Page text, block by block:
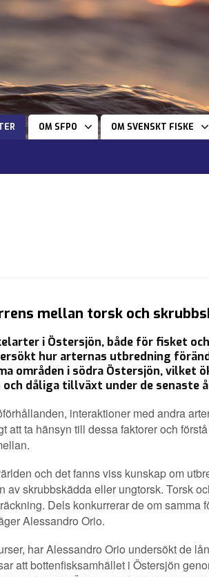
OM SFPO OM SVENSKT FISKE
mellan torsk och
i Östersjön, både för fisket
hur arternas utbredning
områden i södra Östersjön, vilket
dåliga tillväxt under de senaste
interaktioner med andra
att ta hänsyn till dessa faktorer och
och det fanns viss kunskap om
skrubbskädda eller ungtorsk. Torsk
Dels konkurrerar de om samma
Alessandro Orio.
har Alessandro Orio undersökt de
att bottenfisksamhället i Östersjön